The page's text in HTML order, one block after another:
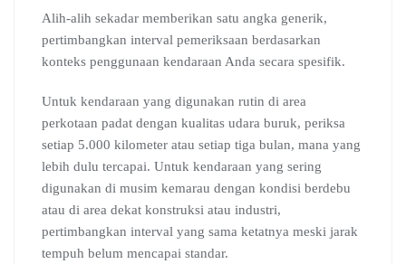
Alih-alih sekadar memberikan satu angka generik,
pertimbangkan interval pemeriksaan berdasarkan
konteks penggunaan kendaraan Anda secara spesifik.
Untuk kendaraan yang digunakan rutin di area
perkotaan padat dengan kualitas udara buruk, periksa
setiap 5.000 kilometer atau setiap tiga bulan, mana yang
lebih dulu tercapai. Untuk kendaraan yang sering
digunakan di musim kemarau dengan kondisi berdebu
atau di area dekat konstruksi atau industri,
pertimbangkan interval yang sama ketatnya meski jarak
tempuh belum mencapai standar.